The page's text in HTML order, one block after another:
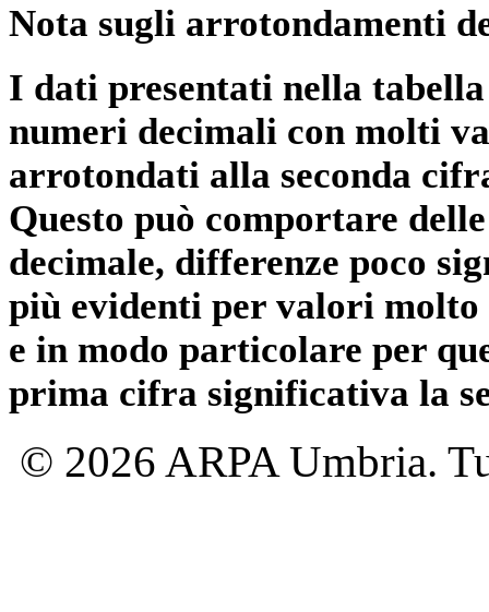
Nota sugli arrotondamenti
I dati presentati nella
numeri decimali con molti
arrotondati alla seconda
Questo può comportare
decimale, differenze poco
più evidenti per valori
e in modo particolare per
prima cifra significativa la
© 2026 ARPA Umbria.